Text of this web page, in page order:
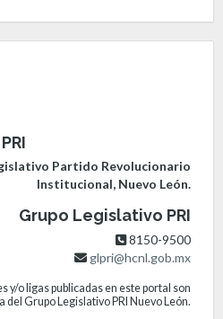
Partido Revolucionario
Institucional, Nuevo León.
Grupo Legislativo PRI
8150-9500
glpri@hcnl.gob.mx
y/o ligas publicadas en este portal son
Grupo Legislativo PRI Nuevo León.